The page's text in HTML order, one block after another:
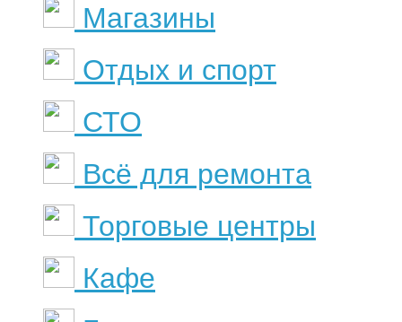
Магазины
Отдых и спорт
СТО
Всё для ремонта
Торговые центры
Кафе